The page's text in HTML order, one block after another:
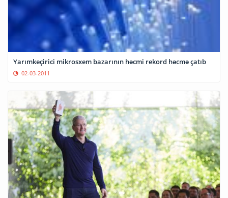
Yarımkeçirici mikrosxem bazarının həcmi rekord həcmə çatıb
02-03-2011